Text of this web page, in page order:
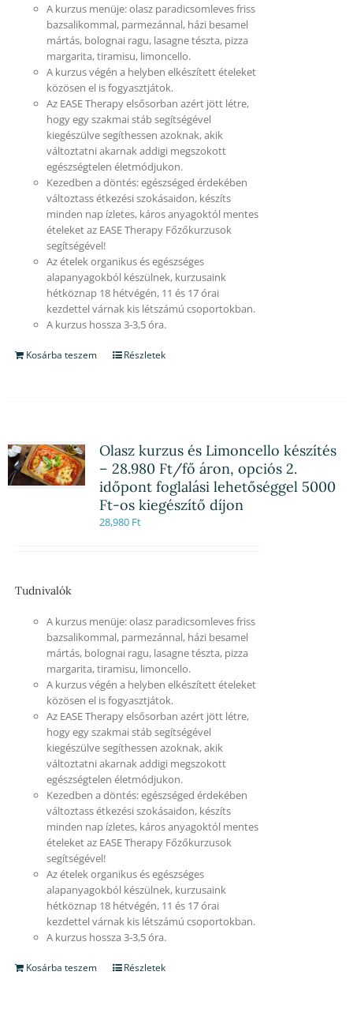
A kurzus menüje: olasz paradicsomleves friss
bazsalikommal, parmezánnal, házi besamel
mártás, bolognai ragu, lasagne tészta, pizza
margarita, tiramisu, limoncello.
A kurzus végén a helyben elkészített ételeket
közösen el is fogyasztjátok.
Az EASE Therapy elsősorban azért jött létre,
hogy egy szakmai stáb segítségével
kiegészülve segíthessen azoknak, akik
változtatni akarnak addigi megszokott
egészségtelen életmódjukon.
Kezedben a döntés: egészséged érdekében
változtass étkezési szokásaidon, készíts
minden nap ízletes, káros anyagoktól mentes
ételeket az EASE Therapy Főzőkurzusok
segítségével!
Az ételek organikus és egészséges
alapanyagokból készülnek, kurzusaink
hétköznap 18 hétvégén, 11 és 17 órai
kezdettel várnak kis létszámú csoportokban.
A kurzus hossza 3-3,5 óra.
Kosárba teszem Részletek
Olasz kurzus és Limoncello készítés
– 28.980 Ft/fő áron, opciós 2.
időpont foglalási lehetőséggel 5000
Ft-os kiegészítő díjon
28,980 Ft
Tudnivalók
A kurzus menüje: olasz paradicsomleves friss
bazsalikommal, parmezánnal, házi besamel
mártás, bolognai ragu, lasagne tészta, pizza
margarita, tiramisu, limoncello.
A kurzus végén a helyben elkészített ételeket
közösen el is fogyasztjátok.
Az EASE Therapy elsősorban azért jött létre,
hogy egy szakmai stáb segítségével
kiegészülve segíthessen azoknak, akik
változtatni akarnak addigi megszokott
egészségtelen életmódjukon.
Kezedben a döntés: egészséged érdekében
változtass étkezési szokásaidon, készíts
minden nap ízletes, káros anyagoktól mentes
ételeket az EASE Therapy Főzőkurzusok
segítségével!
Az ételek organikus és egészséges
alapanyagokból készülnek, kurzusaink
hétköznap 18 hétvégén, 11 és 17 órai
kezdettel várnak kis létszámú csoportokban.
A kurzus hossza 3-3,5 óra.
Kosárba teszem Részletek